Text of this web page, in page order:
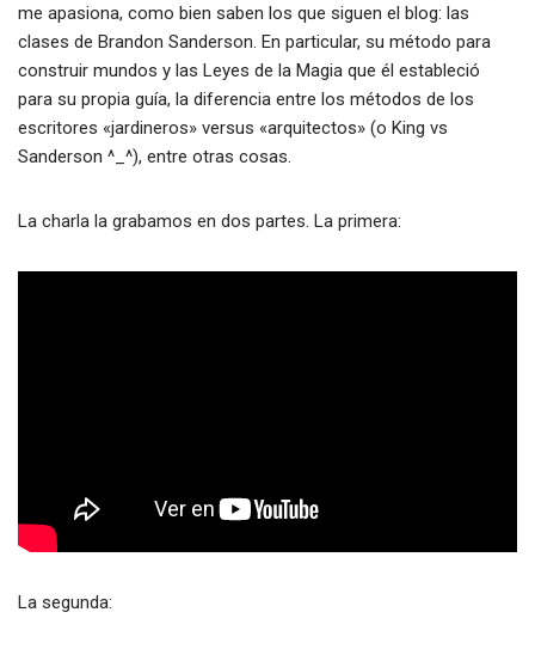
me apasiona, como bien saben los que siguen el blog: las
clases de Brandon Sanderson. En particular, su método para
construir mundos y las Leyes de la Magia que él estableció
para su propia guía, la diferencia entre los métodos de los
escritores «jardineros» versus «arquitectos» (o King vs
Sanderson ^_^), entre otras cosas.
La charla la grabamos en dos partes. La primera:
La segunda: